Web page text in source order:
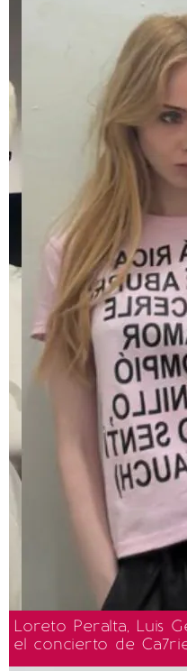
Loreto Peralta, Luis
el concierto de